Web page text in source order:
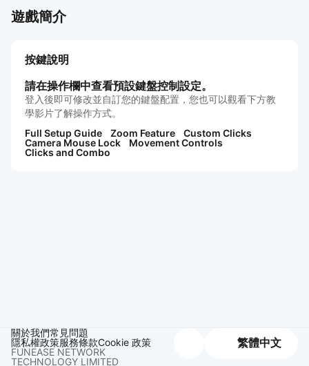
遊戲簡介
按鍵說明
請在操作欄中查看預設鍵盤控制設定。
登入後即可修改並自訂您的鍵盤配置，您也可以觀看下方教
學影片了解操作方式。
Full Setup Guide
Zoom Feature
Custom Clicks
Camera Mouse Lock
Movement Controls
Clicks and Combo
關於我們常見問題
隱私權政策服務條款Cookie 政策
FUNEASE NETWORK
TECHNOLOGY LIMITED
繁體中文